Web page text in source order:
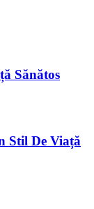
Sănătos
Stil De Viață